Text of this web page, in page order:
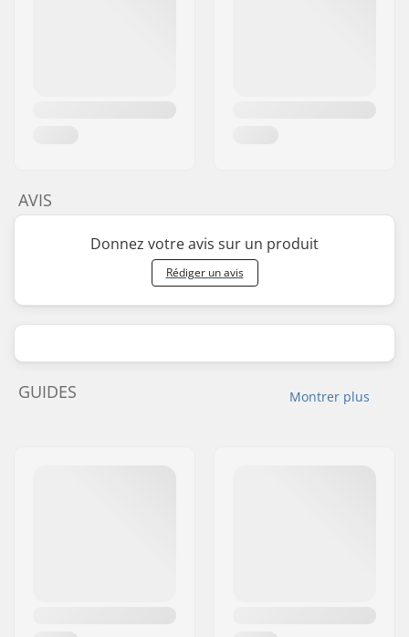
AVIS
Donnez votre avis sur un produit
Rédiger un avis
Montrer plus
GUIDES